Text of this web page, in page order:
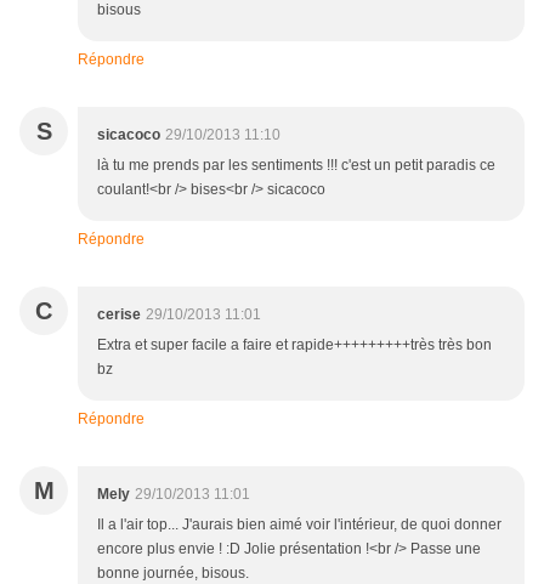
bisous
Répondre
S sicacoco 29/10/2013 11:10
là tu me prends par les sentiments !!! c'est un petit paradis ce
coulant!<br /> bises<br /> sicacoco
Répondre
C cerise 29/10/2013 11:01
Extra et super facile a faire et rapide+++++++++très très bon
bz
Répondre
M Mely 29/10/2013 11:01
Il a l'air top... J'aurais bien aimé voir l'intérieur, de quoi donner
encore plus envie ! :D Jolie présentation !<br /> Passe une
bonne journée, bisous.